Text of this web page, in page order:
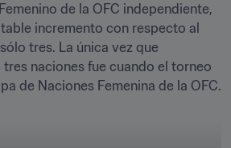
de la OFC independiente,
incremento con respecto al
tres. La única vez que
naciones fue cuando el torneo